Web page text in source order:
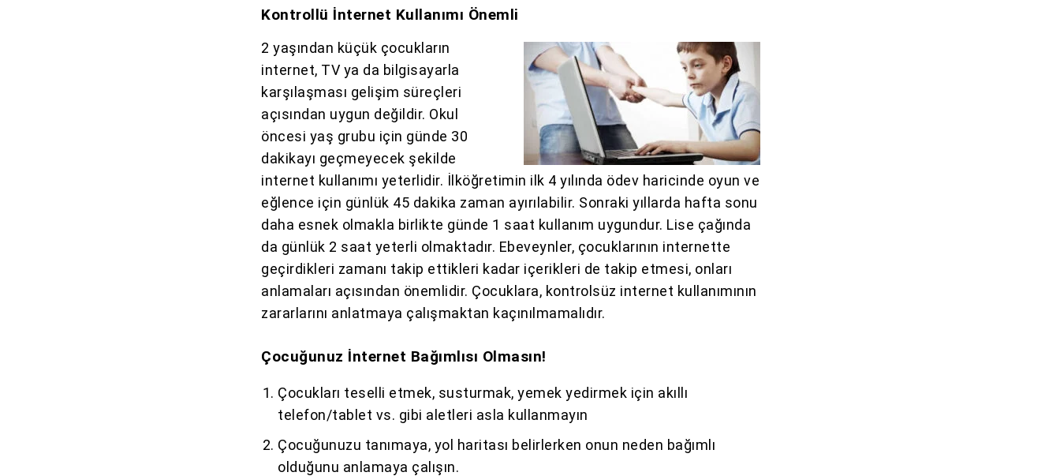
Kontrollü İnternet Kullanımı Önemli
2 yaşından küçük çocukların
internet, TV ya da bilgisayarla
karşılaşması gelişim süreçleri
açısından uygun değildir. Okul
öncesi yaş grubu için günde 30
dakikayı geçmeyecek şekilde
internet kullanımı yeterlidir. İlköğretimin ilk 4 yılında ödev haricinde oyun ve
eğlence için günlük 45 dakika zaman ayırılabilir. Sonraki yıllarda hafta sonu
daha esnek olmakla birlikte günde 1 saat kullanım uygundur. Lise çağında
da günlük 2 saat yeterli olmaktadır. Ebeveynler, çocuklarının internette
geçirdikleri zamanı takip ettikleri kadar içerikleri de takip etmesi, onları
anlamaları açısından önemlidir. Çocuklara, kontrolsüz internet kullanımının
zararlarını anlatmaya çalışmaktan kaçınılmamalıdır.
Çocuğunuz İnternet Bağımlısı Olmasın!
Çocukları teselli etmek, susturmak, yemek yedirmek için akıllı
telefon/tablet vs. gibi aletleri asla kullanmayın
Çocuğunuzu tanımaya, yol haritası belirlerken onun neden bağımlı
olduğunu anlamaya çalışın.